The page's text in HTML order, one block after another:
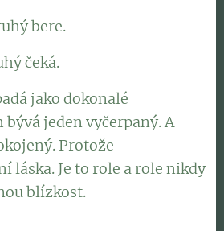
bere.
čeká.
jako dokonalé
bývá jeden vyčerpaný. A
Protože
láska. Je to role a role nikdy
blízkost.